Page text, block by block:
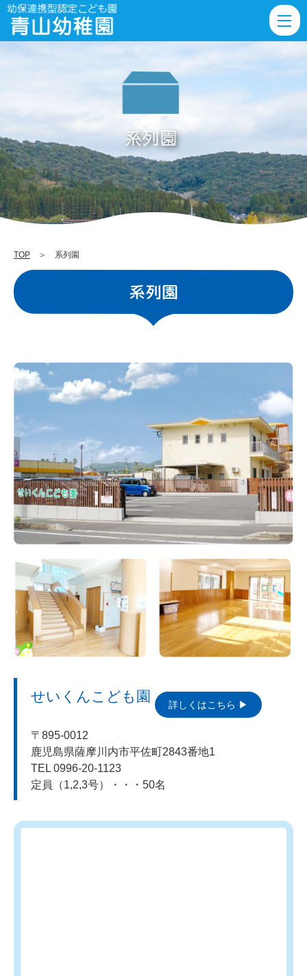
列
|
摩
川
内
市
の
連
携
型
定
こ
も
園
「青
山
幼
稚
園」
TOP ＞ 系列園
系列園
せいくんこども園
詳しくはこちら
〒895-0012
鹿児島県薩摩川内市平佐町2843番地1
TEL 0996-20-1123
定員（1,2,3号）・・・50名